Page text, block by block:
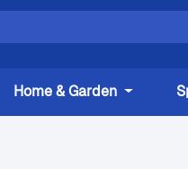
Home & Garden